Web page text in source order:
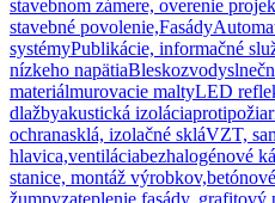
stavebnom zámere, overenie
stavebné povolenie,Fasády
systémyPublikácie, informačné
nízkeho napätiaBleskozvody
materiálmurovacie maltyLED
dlažbyakustická izolácia
ochranasklá, izolačné skláVZT,
hlavica,ventiláciabezhalogénové
stanice, montáž výrobkov,
žumpyzateplenie fasády, grafitový